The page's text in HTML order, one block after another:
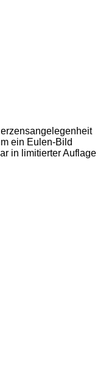
ein Eulen-Bild
in limitierter Auflage